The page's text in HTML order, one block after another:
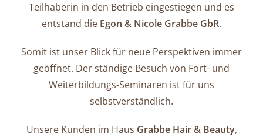
Teilhaberin in den Betrieb eingestiegen und es
entstand die Egon & Nicole Grabbe GbR.
Somit ist unser Blick für neue Perspektiven immer
geöffnet. Der ständige Besuch von Fort- und
Weiterbildungs-Seminaren ist für uns
selbstverständlich.
Unsere Kunden im Haus Grabbe Hair & Beauty,